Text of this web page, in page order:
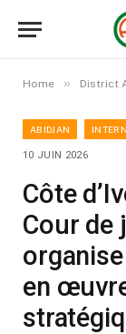
Home » District
ABIDJAN
10 JUIN 2026
Côte
Cour de
en